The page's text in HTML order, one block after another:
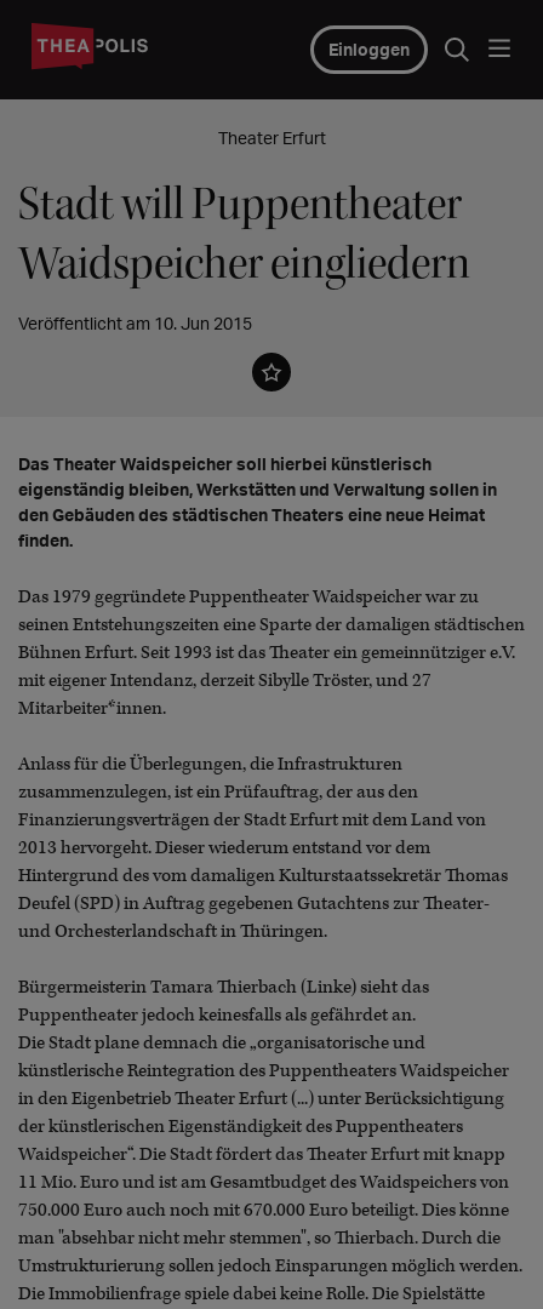
Einloggen
Theater Erfurt
Stadt will Puppentheater
Waidspeicher eingliedern
Veröffentlicht am 10. Jun 2015
Das Theater Waidspeicher soll hierbei künstlerisch
eigenständig bleiben, Werkstätten und Verwaltung sollen in
den Gebäuden des städtischen Theaters eine neue Heimat
finden.
Das 1979 gegründete Puppentheater Waidspeicher war zu
seinen Entstehungszeiten eine Sparte der damaligen städtischen
Bühnen Erfurt. Seit 1993 ist das Theater ein gemeinnütziger e.V.
mit eigener Intendanz, derzeit Sibylle Tröster, und 27
Mitarbeiter*innen.
Anlass für die Überlegungen, die Infrastrukturen
zusammenzulegen, ist ein Prüfauftrag, der aus den
Finanzierungsverträgen der Stadt Erfurt mit dem Land von
2013 hervorgeht. Dieser wiederum entstand vor dem
Hintergrund des vom damaligen Kulturstaatssekretär Thomas
Deufel (SPD) in Auftrag gegebenen Gutachtens zur Theater-
und Orchesterlandschaft in Thüringen.
Bürgermeisterin Tamara Thierbach (Linke) sieht das
Puppentheater jedoch keinesfalls als gefährdet an.
Die Stadt plane demnach die „organisatorische und
künstlerische Reintegration des Puppentheaters Waidspeicher
in den Eigenbetrieb Theater Erfurt (...) unter Berücksichtigung
der künstlerischen Eigenständigkeit des Puppentheaters
Waidspeicher“. Die Stadt fördert das Theater Erfurt mit knapp
11 Mio. Euro und ist am Gesamtbudget des Waidspeichers von
750.000 Euro auch noch mit 670.000 Euro beteiligt. Dies könne
man "absehbar nicht mehr stemmen", so Thierbach. Durch die
Umstrukturierung sollen jedoch Einsparungen möglich werden.
Die Immobilienfrage spiele dabei keine Rolle. Die Spielstätte